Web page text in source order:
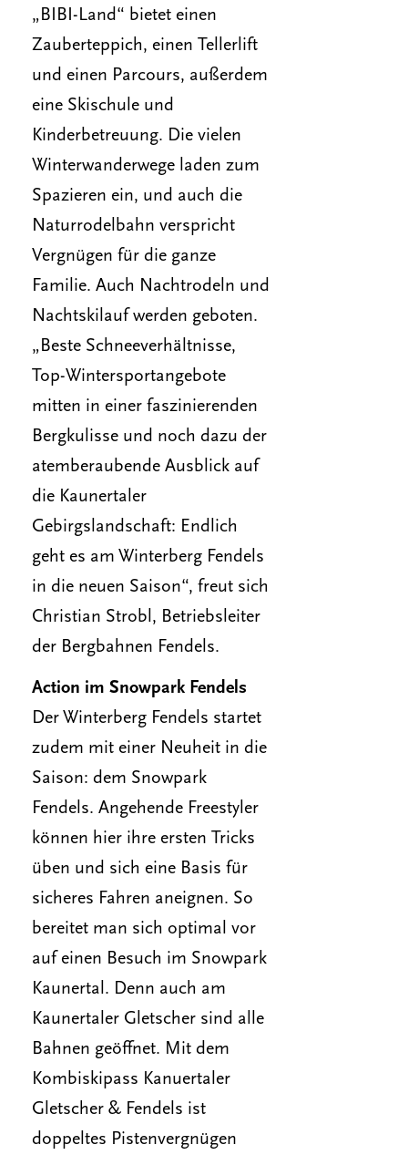
„BIBI-Land“ bietet einen
Zauberteppich, einen Tellerlift
und einen Parcours, außerdem
eine Skischule und
Kinderbetreuung. Die vielen
Winterwanderwege laden zum
Spazieren ein, und auch die
Naturrodelbahn verspricht
Vergnügen für die ganze
Familie. Auch Nachtrodeln und
Nachtskilauf werden geboten.
„Beste Schneeverhältnisse,
Top-Wintersportangebote
mitten in einer faszinierenden
Bergkulisse und noch dazu der
atemberaubende Ausblick auf
die Kaunertaler
Gebirgslandschaft: Endlich
geht es am Winterberg Fendels
in die neuen Saison“, freut sich
Christian Strobl, Betriebsleiter
der Bergbahnen Fendels.
Action im Snowpark Fendels
Der Winterberg Fendels startet
zudem mit einer Neuheit in die
Saison: dem Snowpark
Fendels. Angehende Freestyler
können hier ihre ersten Tricks
üben und sich eine Basis für
sicheres Fahren aneignen. So
bereitet man sich optimal vor
auf einen Besuch im Snowpark
Kaunertal. Denn auch am
Kaunertaler Gletscher sind alle
Bahnen geöffnet. Mit dem
Kombiskipass Kanuertaler
Gletscher & Fendels ist
doppeltes Pistenvergnügen